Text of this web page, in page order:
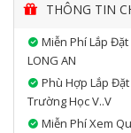
THÔNG TIN
Miễn Phí Lắp Đặt
LONG AN
Phù Hợp Lắp
Trường Học V..v
Miễn Phí Xem